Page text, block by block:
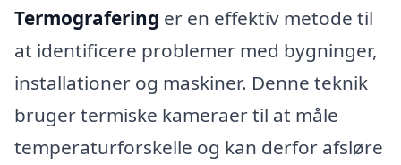
Termografering er en effektiv metode til
at identificere problemer med bygninger,
installationer og maskiner. Denne teknik
bruger termiske kameraer til at måle
temperaturforskelle og kan derfor afsløre